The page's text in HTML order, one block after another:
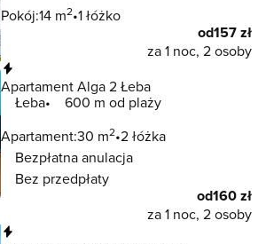
Pokój:14 m2 1 łóżko
od157 zł
za 1 noc, 2 osoby
Apartament Alga 2 Łeba
Łeba
600 m od plaży
Apartament:30 m2 2 łóżka
Bezpłatna anulacja
Bez przedpłaty
od160 zł
za 1 noc, 2 osoby